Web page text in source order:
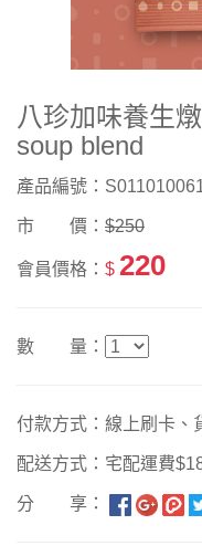
八珍加味養生
soup blend
產品編號：
市 價： $250
會員價格： $ 220
數 量：
付款方式：線上刷卡、
配送方式：宅配運費
分 享：